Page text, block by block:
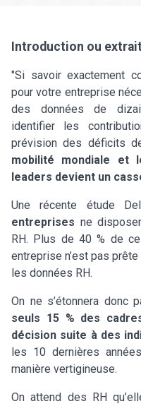
Introduction ou
"Si savoir exactement
pour votre entreprise
des données de
identifier les
prévision des déficits
mobilité mondiale et
leaders devient un
Une récente étude
entreprises ne
RH. Plus de 40 % de
entreprise n’est pas
les données RH.
On ne s’étonnera donc
seuls 15 % des
décision suite à des
les 10 dernières
manière vertigineuse.
On attend des RH